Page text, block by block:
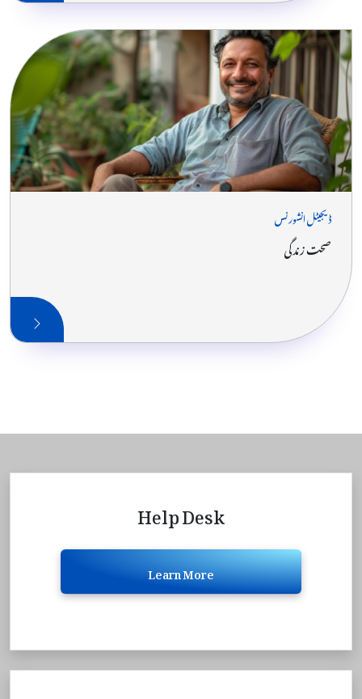
ڈیجیٹل انشورنس
صحت زندگی
Help Desk
Learn More